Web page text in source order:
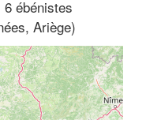
ébénistes
Ariège)